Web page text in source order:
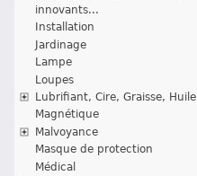
innovants...
Installation
Jardinage
Lampe
Loupes
Lubrifiant, Cire, Graisse, Huile
Magnétique
Malvoyance
Masque de protection
Médical